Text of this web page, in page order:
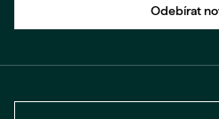
Odebírat